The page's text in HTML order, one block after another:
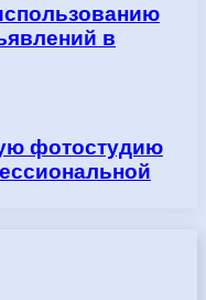
в
фотостудию